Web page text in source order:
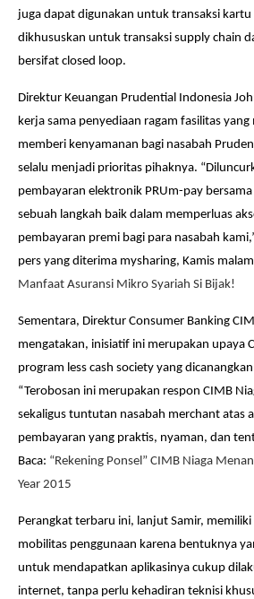
juga dapat digunakan untuk transaksi kartu
dikhususkan untuk transaksi supply chain
bersifat closed loop.
Direktur Keuangan Prudential Indonesia
kerja sama penyediaan ragam fasilitas
memberi kenyamanan bagi nasabah
selalu menjadi prioritas pihaknya.
pembayaran elektronik PRUm-pay
sebuah langkah baik dalam memperluas
pembayaran premi bagi para nasabah
pers yang diterima mysharing, Kamis
Manfaat Asuransi Mikro Syariah Si Bijak!
Sementara, Direktur Consumer Banking
mengatakan, inisiatif ini merupakan upaya
program less cash society yang
“Terobosan ini merupakan respon CIMB
sekaligus tuntutan nasabah merchant atas
pembayaran yang praktis, nyaman, dan
Baca: “Rekening Ponsel” CIMB Niaga
Year 2015
Perangkat terbaru ini, lanjut Samir,
mobilitas penggunaan karena bentuknya
untuk mendapatkan aplikasinya cukup
internet, tanpa perlu kehadiran teknisi